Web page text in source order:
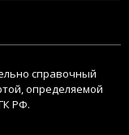
справочный
определяемой
РФ.